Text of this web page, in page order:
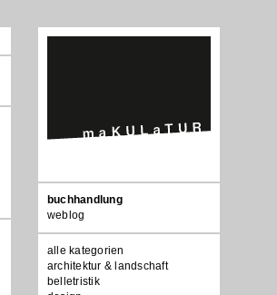
Navigation
überspringen
buchhandlung
weblog
alle kategorien
architektur & landschaft
belletristik